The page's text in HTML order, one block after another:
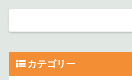
カテゴリー